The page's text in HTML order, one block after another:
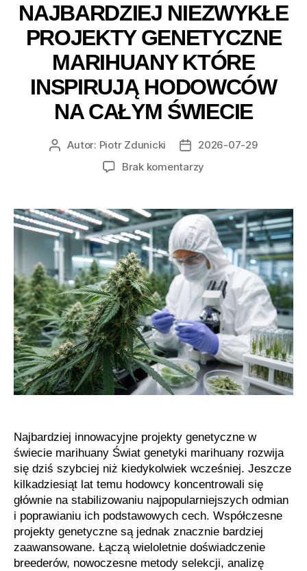
NAJBARDZIEJ NIEZWYKŁE
PROJEKTY GENETYCZNE
MARIHUANY KTÓRE
INSPIRUJĄ HODOWCÓW
NA CAŁYM ŚWIECIE
AutorAutor: Piotr Zdunicki
Data2026-07-29
Brak komentarzy
projekty
genetyczne
marihuany
które
inspirują
hodowców
na
całym
świecie
Najbardziej innowacyjne projekty genetyczne w
świecie marihuany Świat genetyki marihuany rozwija
się dziś szybciej niż kiedykolwiek wcześniej. Jeszcze
kilkadziesiąt lat temu hodowcy koncentrowali się
głównie na stabilizowaniu najpopularniejszych odmian
i poprawianiu ich podstawowych cech. Współczesne
projekty genetyczne są jednak znacznie bardziej
zaawansowane. Łączą wieloletnie doświadczenie
breederów, nowoczesne metody selekcji, analizę